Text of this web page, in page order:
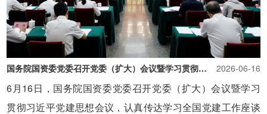
2026-06-16
国务院国资委党委召开党委（扩大）会议暨学习贯彻习近平党建思想会议完整准确全面学习领悟习近平党建思想 以高质量党建引领保障国资央企高质量发展
6月16日，国务院国资委党委召开党委（扩大）会议暨学习
贯彻习近平党建思想会议，认真传达学习全国党建工作座谈